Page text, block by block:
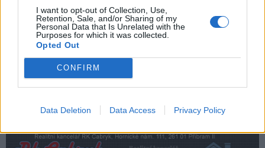
I want to opt-out of Collection, Use,
Retention, Sale, and/or Sharing of my
Personal Data that Is Unrelated with the
Purposes for which it was collected.
Opted Out
CONFIRM
Data Deletion Data Access Privacy Policy
Zpravodajství
Obce nově získají body i za předcházení
vzniku odpadu